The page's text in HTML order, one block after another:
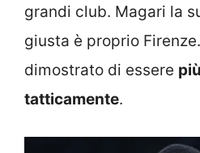
grandi club. Magari la
giusta è proprio
dimostrato di essere
tatticamente.